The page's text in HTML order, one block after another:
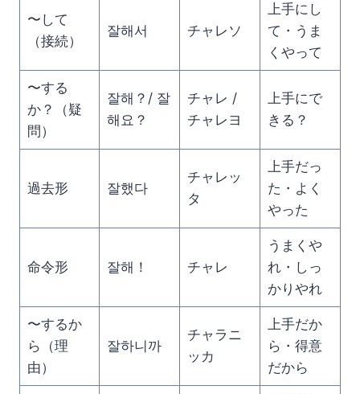
〜して
（接続）
잘해서 チャレソ
上手にし
て・うま
くやって
〜する
か？（疑
問）
잘해？/ 잘
해요？
チャレ /
チャレヨ
上手にで
きる？
過去形 잘했다
チャレッ
タ
上手だっ
た・よく
やった
命令形 잘해！ チャレ
うまくや
れ・しっ
かりやれ
〜するか
ら（理
由）
잘하니까
チャラニ
ッカ
上手だか
ら・得意
だから